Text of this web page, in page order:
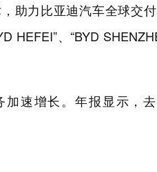
助力比亚迪汽车全球交
HEFEI”、“BYD
加速增长。年报显示，